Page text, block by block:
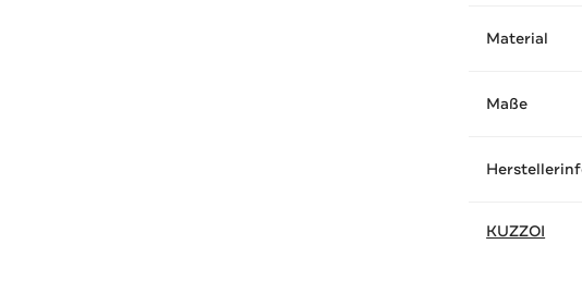
Material
Maße
KUZZOI